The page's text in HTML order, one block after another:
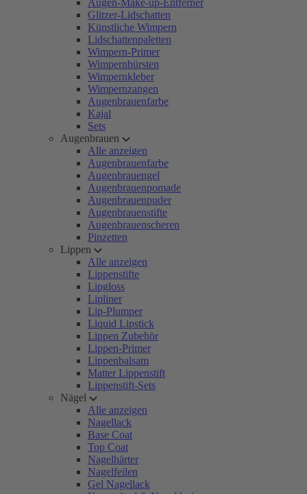
Augen-Make-up-Entferner
Glitzer-Lidschatten
Künstliche Wimpern
Lidschattenpaletten
Wimpern-Primer
Wimpernbürsten
Wimpernkleber
Wimpernzangen
Augenbrauenfarbe
Kajal
Sets
Augenbrauen
Alle anzeigen
Augenbrauenfarbe
Augenbrauengel
Augenbrauenpomade
Augenbrauenpuder
Augenbrauenstifte
Augenbrauenscheren
Pinzetten
Lippen
Alle anzeigen
Lippenstifte
Lipgloss
Lipliner
Lip-Plumper
Liquid Lipstick
Lippen Zubehör
Lippen-Primer
Lippenbalsam
Matter Lippenstift
Lippenstift-Sets
Nägel
Alle anzeigen
Nagellack
Base Coat
Top Coat
Nagelhärter
Nagelfeilen
Gel Nagellack